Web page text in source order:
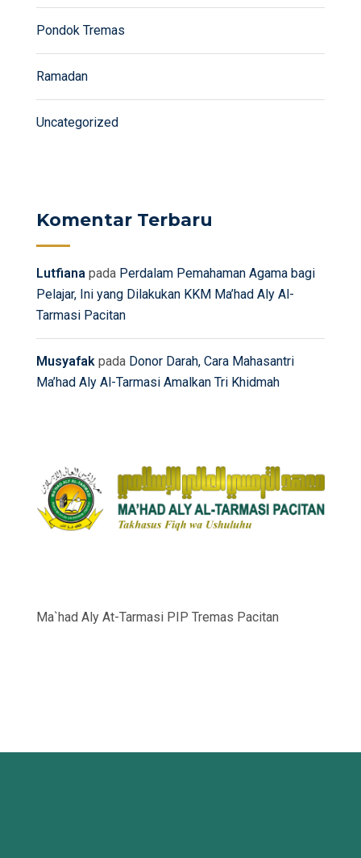
Pondok Tremas
Ramadan
Uncategorized
Komentar Terbaru
Lutfiana pada Perdalam Pemahaman Agama bagi
Pelajar, Ini yang Dilakukan KKM Ma’had Aly Al-
Tarmasi Pacitan
Musyafak pada Donor Darah, Cara Mahasantri
Ma’had Aly Al-Tarmasi Amalkan Tri Khidmah
Ma`had Aly At-Tarmasi PIP Tremas Pacitan